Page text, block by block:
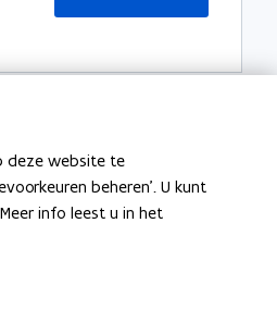
deze website te
beheren'. U kunt
info leest u in het